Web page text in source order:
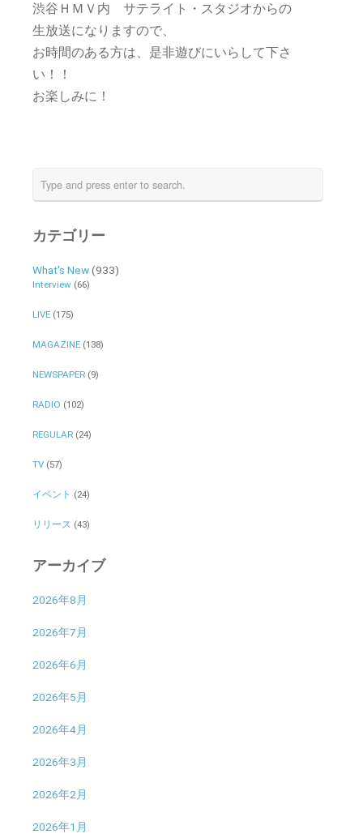
渋谷ＨＭＶ内 サテライト・スタジオからの
生放送になりますので、
お時間のある方は、是非遊びにいらして下さ
い！！
お楽しみに！
カテゴリー
What's New(933)
Interview(66)
LIVE(175)
MAGAZINE(138)
NEWSPAPER(9)
RADIO (102)
REGULAR(24)
TV(57)
イベント (24)
リリース (43)
アーカイブ
2026年8月
2026年7月
2026年6月
2026年5月
2026年4月
2026年3月
2026年2月
2026年1月